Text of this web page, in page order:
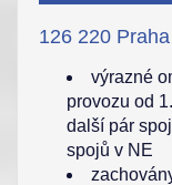
126 220
výrazné
provozu od
další pár
spojů v NE